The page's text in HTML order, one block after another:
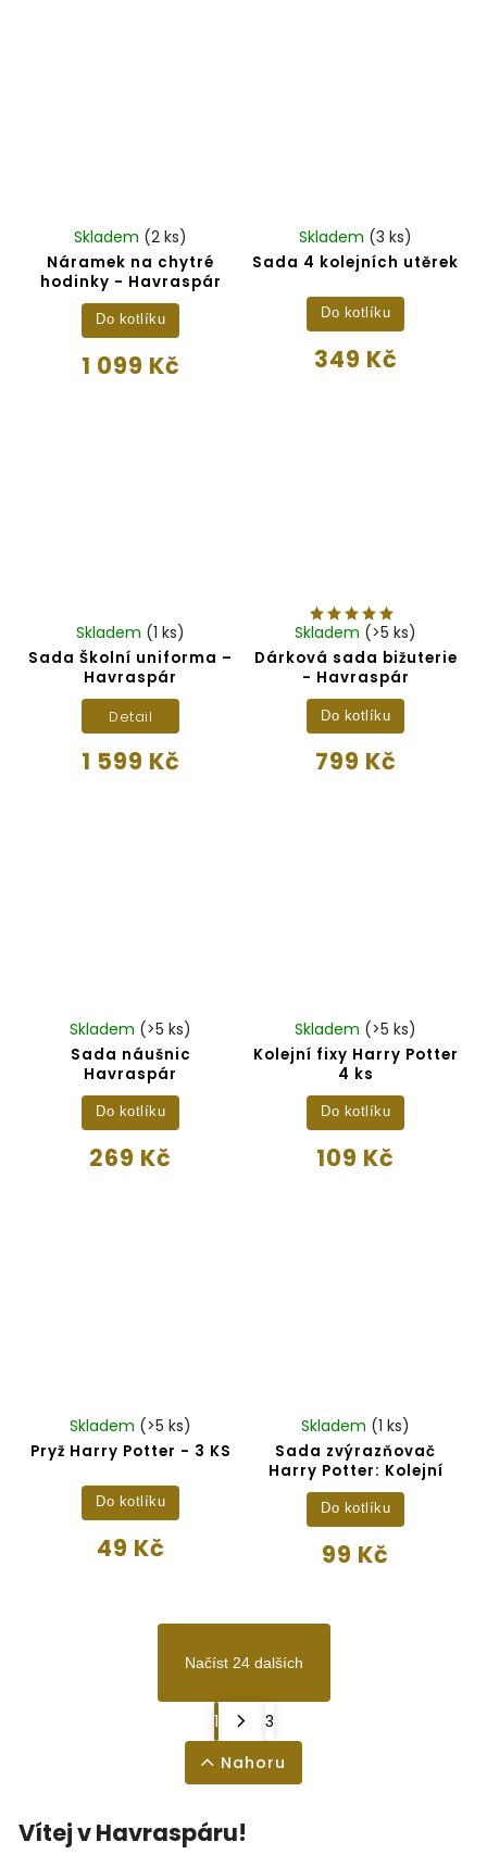
Náramek na chytré
hodinky - Havraspár
Skladem (2 ks)
1 099 Kč
Do kotlíku
Sada 4 kolejních utěrek
Skladem (3 ks)
349 Kč
Do kotlíku
Sada Školní uniforma –
Havraspár
Skladem (1 ks)
1 599 Kč
Detail
Dárková sada bižuterie
- Havraspár
Skladem (>5 ks)
799 Kč
Do kotlíku
Sada náušnic
Havraspár
Skladem (>5 ks)
269 Kč
Do kotlíku
Kolejní fixy Harry Potter
4 ks
Skladem (>5 ks)
109 Kč
Do kotlíku
Pryž Harry Potter - 3 KS
Skladem (>5 ks)
49 Kč
Do kotlíku
Sada zvýrazňovač
Harry Potter: Kolejní
Skladem (1 ks)
99 Kč
Do kotlíku
Načíst 24 dalších
1
3
Nahoru
Vítej v Havraspáru!